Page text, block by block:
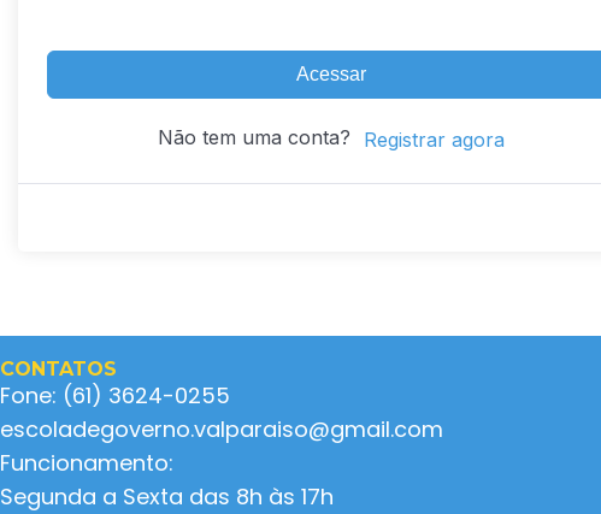
Acessar
Não tem uma conta? Registrar agora
CONTATOS
Fone: (61) 3624-0255
escoladegoverno.valparaiso@gmail.com
Funcionamento:
Segunda a Sexta das 8h às 17h